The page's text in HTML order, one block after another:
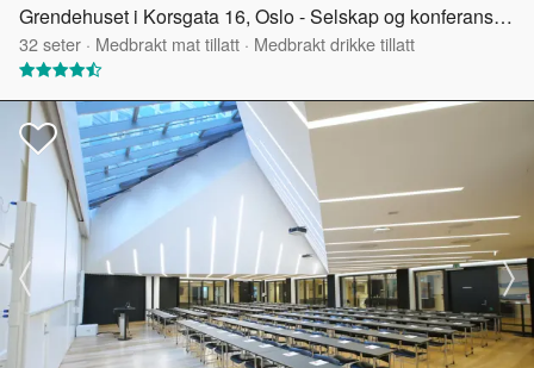
Grendehuset i Korsgata 16, Oslo - Selskap og konferanselokale
32seter · Medbrakt mat tillatt · Medbrakt drikke tillatt